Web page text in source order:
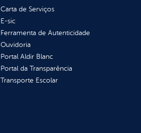
Carta de Serviços
E-sic
Ferramenta de Autenticidade
Ouvidoria
Portal Aldir Blanc
Portal da Transparência
Transporte Escolar